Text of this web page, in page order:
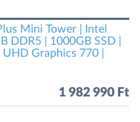
Mini Tower | Intel
DDR5 | 1000GB SSD |
Graphics 770 |
1 982 990 Ft